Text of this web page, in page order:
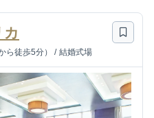
ら徒歩5分） / 結婚式場